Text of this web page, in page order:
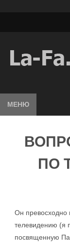
МЕНЮ
ПО
Он превосходно
телевидению (я
посвященную